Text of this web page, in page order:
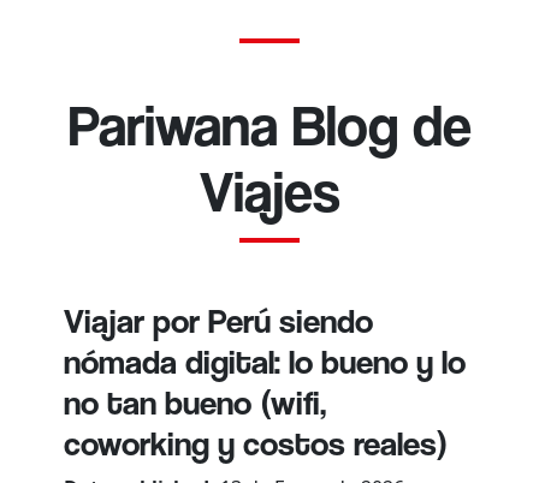
Pariwana Blog de
Viajes
Viajar por Perú siendo
nómada digital: lo bueno y lo
no tan bueno (wifi,
coworking y costos reales)